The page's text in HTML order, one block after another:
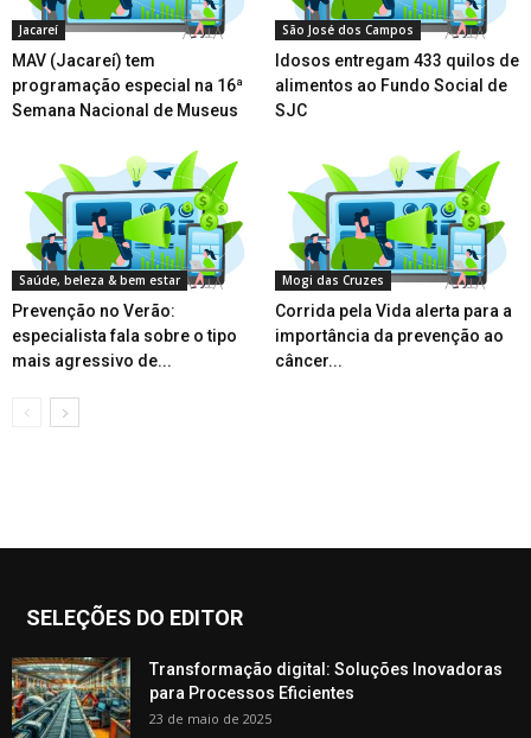
Jacareí
MAV (Jacareí) tem
programação especial na 16ª
Semana Nacional de Museus
São José dos Campos
Idosos entregam 433 quilos de
alimentos ao Fundo Social de
SJC
Saúde, beleza & bem estar
Prevenção no Verão:
especialista fala sobre o tipo
mais agressivo de...
Mogi das Cruzes
Corrida pela Vida alerta para a
importância da prevenção ao
câncer...
SELEÇÕES DO EDITOR
Transformação digital: Soluções Inovadoras
para Processos Eficientes
23 de maio de 2025